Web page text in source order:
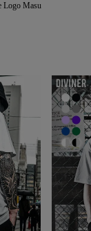
Logo Masu